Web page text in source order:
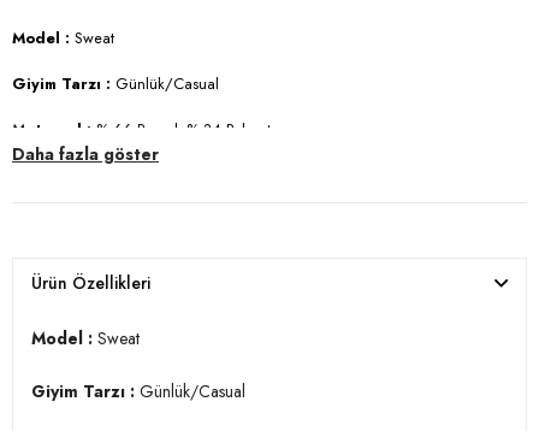
Model : Sweat
Giyim Tarzı : Günlük/Casual
Materyal : % 66 Pamuk % 34 Polyester
Manken Ölçüsü : Boy : 1.86 cm / Göğüs : 96 cm / Bel : 77 cm / Basen
Daha fazla göster
Ürün Özellikleri
Model : Sweat
Giyim Tarzı : Günlük/Casual